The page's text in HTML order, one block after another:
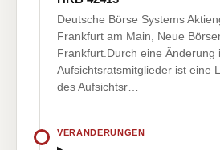
Deutsche Börse Systems
Frankfurt am Main, Neue
Frankfurt.Durch eine Änderung
Aufsichtsratsmitglieder ist eine
des Aufsichtsr…
VERÄNDERUNGEN